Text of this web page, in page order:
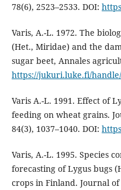
78(6), 2523–2533. DOI:
Varis, A.-L. 1972. The
(Het., Miridae) and the
sugar beet, Annales
https://jukuri.luke.fi/handle/
Varis A.-L. 1991. Effect of
feeding on wheat grains.
84(3), 1037–1040. DOI:
Varis, A.-L. 1995. Species
forecasting of Lygus bugs
crops in Finland. Journal